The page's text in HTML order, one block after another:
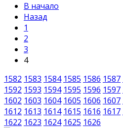
В начало
Назад
1
2
3
4
1582 1583 1584 1585 1586 1587
1592 1593 1594 1595 1596 1597
1602 1603 1604 1605 1606 1607
1612 1613 1614 1615 1616 1617
1622 1623 1624 1625 1626